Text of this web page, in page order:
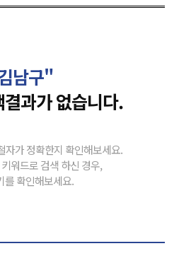
남구"
과가 없습니다.
자가 정확한지 확인해보세요.
워드로 검색 하신 경우,
를 확인해보세요.